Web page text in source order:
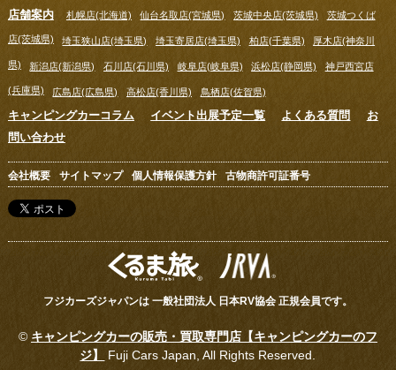
店舗案内 札幌店(北海道) 仙台名取店(宮城県) 茨城中央店(茨城県) 茨城つくば
店(茨城県) 埼玉狭山店(埼玉県) 埼玉寄居店(埼玉県) 柏店(千葉県) 厚木店(神奈川
県) 新潟店(新潟県) 石川店(石川県) 岐阜店(岐阜県) 浜松店(静岡県) 神戸西宮店
(兵庫県) 広島店(広島県) 高松店(香川県) 鳥栖店(佐賀県)
キャンピングカーコラム イベント出展予定一覧 よくある質問
お
問い合わせ
会社概要 サイトマップ 個人情報保護方針 古物商許可証番号
フジカーズジャパンは 一般社団法人 日本RV協会 正規会員です。
© キャンピングカーの販売・買取専門店【キャンピングカーのフ
ジ】
Fuji Cars Japan, All Rights Reserved.